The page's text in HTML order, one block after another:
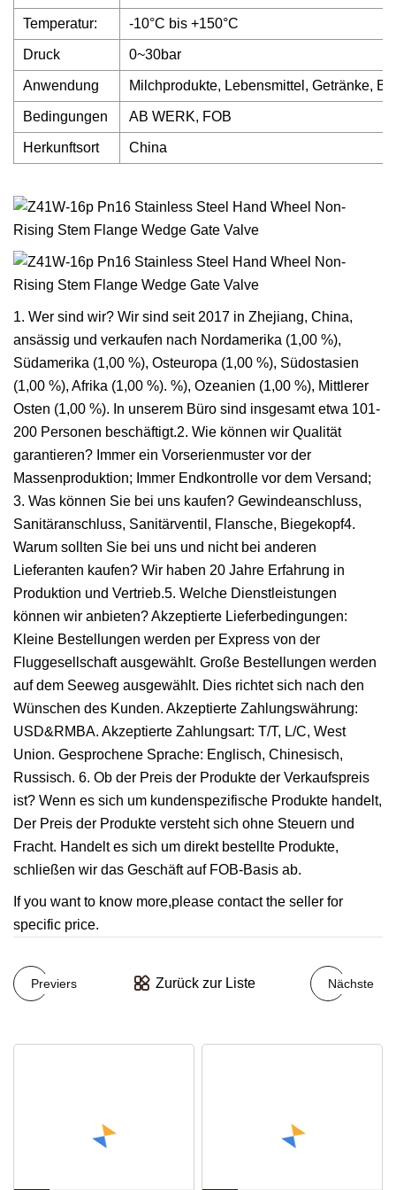
Temperatur: -10°C bis +150°C
Druck 0~30bar
Anwendung Milchprodukte, Lebensmittel, Getränke,
Bedingungen AB WERK, FOB
Herkunftsort China
1. Wer sind wir? Wir sind seit 2017 in Zhejiang, China,
ansässig und verkaufen nach Nordamerika (1,00 %),
Südamerika (1,00 %), Osteuropa (1,00 %), Südostasien
(1,00 %), Afrika (1,00 %). %), Ozeanien (1,00 %), Mittlerer
Osten (1,00 %). In unserem Büro sind insgesamt etwa 101-
200 Personen beschäftigt.2. Wie können wir Qualität
garantieren? Immer ein Vorserienmuster vor der
Massenproduktion; Immer Endkontrolle vor dem Versand;
3. Was können Sie bei uns kaufen? Gewindeanschluss,
Sanitäranschluss, Sanitärventil, Flansche, Biegekopf4.
Warum sollten Sie bei uns und nicht bei anderen
Lieferanten kaufen? Wir haben 20 Jahre Erfahrung in
Produktion und Vertrieb.5. Welche Dienstleistungen
können wir anbieten? Akzeptierte Lieferbedingungen:
Kleine Bestellungen werden per Express von der
Fluggesellschaft ausgewählt. Große Bestellungen werden
auf dem Seeweg ausgewählt. Dies richtet sich nach den
Wünschen des Kunden. Akzeptierte Zahlungswährung:
USD&RMBA. Akzeptierte Zahlungsart: T/T, L/C, West
Union. Gesprochene Sprache: Englisch, Chinesisch,
Russisch. 6. Ob der Preis der Produkte der Verkaufspreis
ist? Wenn es sich um kundenspezifische Produkte handelt,
Der Preis der Produkte versteht sich ohne Steuern und
Fracht. Handelt es sich um direkt bestellte Produkte,
schließen wir das Geschäft auf FOB-Basis ab.
If you want to know more,please contact the seller for
specific price.
Previers Zurück zur Liste Nächste